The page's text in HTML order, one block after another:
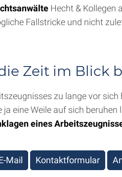
Hecht & Kollegen
Fallstricke und nicht
Zeit im Blick
zu lange vor
eine Weile auf sich beruhen
eines
Mail Kontaktformular